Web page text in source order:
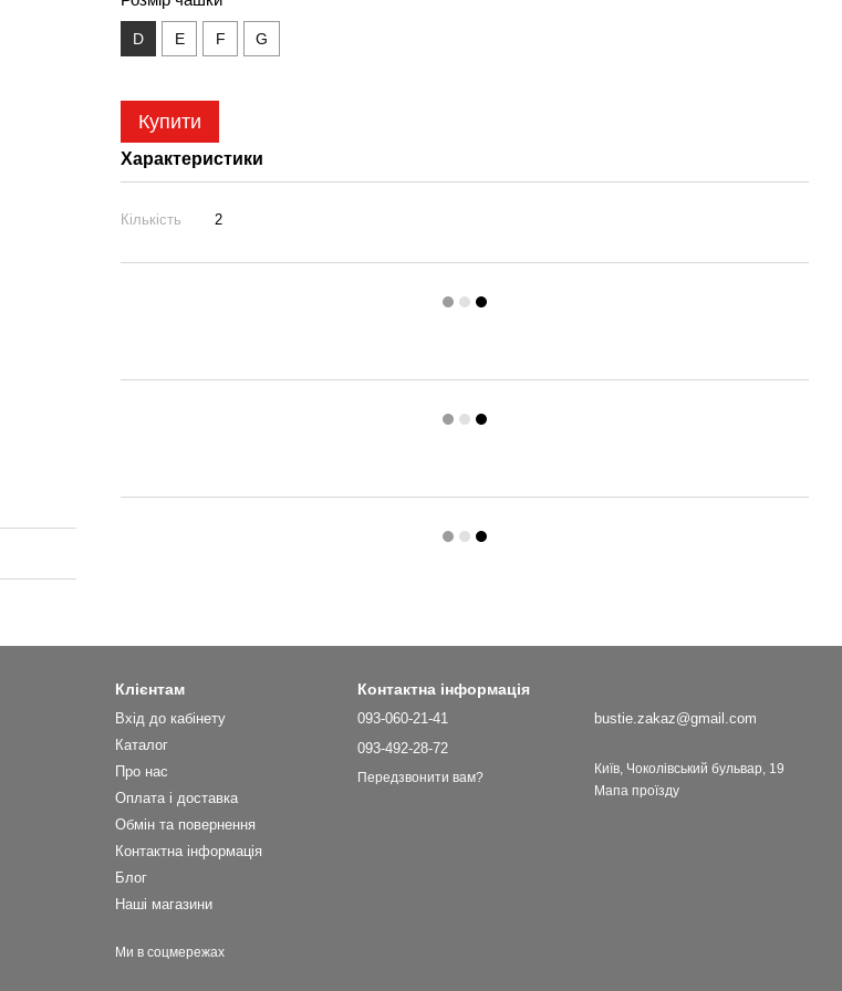
D E F G
Купити
Характеристики
Кількість 2
Клієнтам
Вхід до кабінету
Каталог
Про нас
Оплата і доставка
Обмін та повернення
Контактна інформація
Блог
Наші магазини
Ми в соцмережах
Контактна інформація
093-060-21-41
093-492-28-72
Передзвонити вам?
bustie.zakaz@gmail.com
Київ, Чоколівський бульвар, 19
Мапа проїзду